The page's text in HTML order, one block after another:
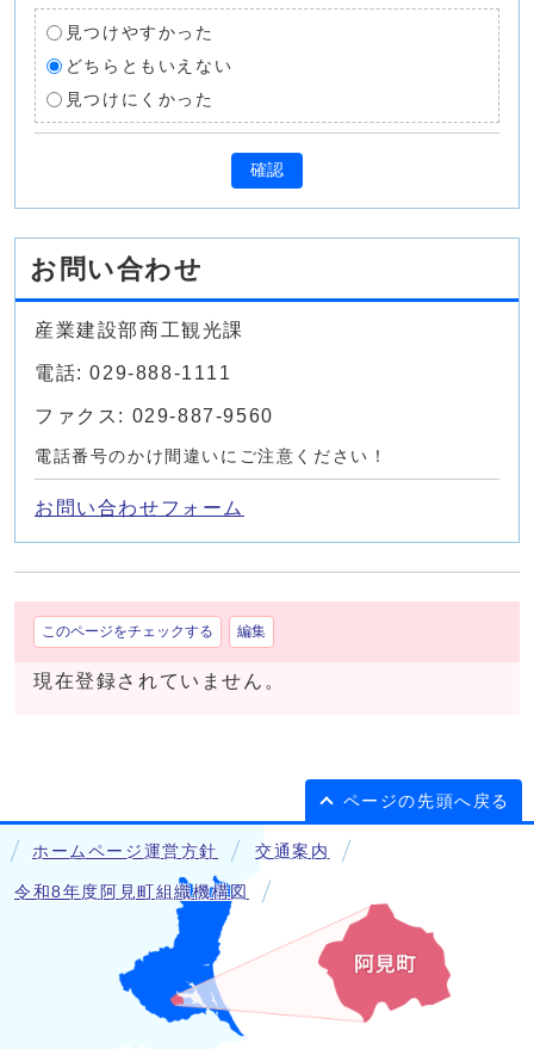
見つけやすかった
どちらともいえない
見つけにくかった
確認
お問い合わせ
産業建設部商工観光課
電話: 029-888-1111
ファクス: 029-887-9560
電話番号のかけ間違いにご注意ください！
お問い合わせフォーム
このページをチェックする 編集
現在登録されていません。
ページの先頭へ戻る
ホームページ運営方針 交通案内
令和8年度阿見町組織機構図